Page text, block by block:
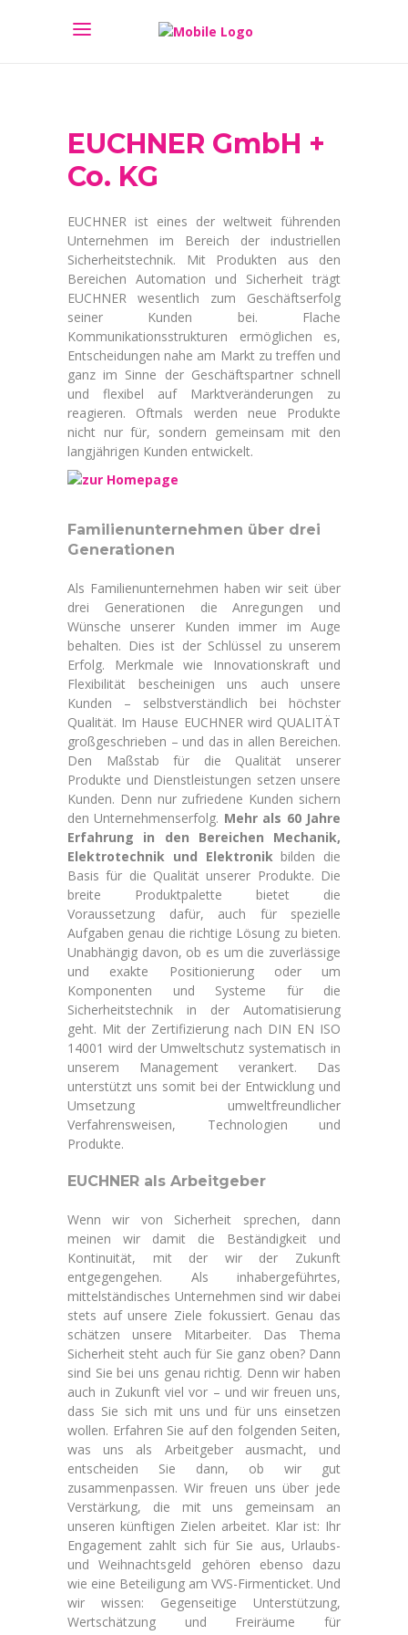
EUCHNER GmbH +
Co. KG
EUCHNER ist eines der weltweit führenden
Unternehmen im Bereich der industriellen
Sicherheitstechnik. Mit Produkten aus den
Bereichen Automation und Sicherheit trägt
EUCHNER wesentlich zum Geschäftserfolg
seiner Kunden bei. Flache
Kommunikationsstrukturen ermöglichen es,
Entscheidungen nahe am Markt zu treffen und
ganz im Sinne der Geschäftspartner schnell
und flexibel auf Marktveränderungen zu
reagieren. Oftmals werden neue Produkte
nicht nur für, sondern gemeinsam mit den
langjährigen Kunden entwickelt.
Familienunternehmen über drei
Generationen
Als Familienunternehmen haben wir seit über
drei Generationen die Anregungen und
Wünsche unserer Kunden immer im Auge
behalten. Dies ist der Schlüssel zu unserem
Erfolg. Merkmale wie Innovationskraft und
Flexibilität bescheinigen uns auch unsere
Kunden – selbstverständlich bei höchster
Qualität. Im Hause EUCHNER wird QUALITÄT
großgeschrieben – und das in allen Bereichen.
Den Maßstab für die Qualität unserer
Produkte und Dienstleistungen setzen unsere
Kunden. Denn nur zufriedene Kunden sichern
den Unternehmenserfolg. Mehr als 60 Jahre
Erfahrung in den Bereichen Mechanik,
Elektrotechnik und Elektronikbilden die
Basis für die Qualität unserer Produkte. Die
breite Produktpalette bietet die
Voraussetzung dafür, auch für spezielle
Aufgaben genau die richtige Lösung zu bieten.
Unabhängig davon, ob es um die zuverlässige
und exakte Positionierung oder um
Komponenten und Systeme für die
Sicherheitstechnik in der Automatisierung
geht. Mit der Zertifizierung nach DIN EN ISO
14001 wird der Umweltschutz systematisch in
unserem Management verankert. Das
unterstützt uns somit bei der Entwicklung und
Umsetzung umweltfreundlicher
Verfahrensweisen, Technologien und
Produkte.
EUCHNER als Arbeitgeber
Wenn wir von Sicherheit sprechen, dann
meinen wir damit die Beständigkeit und
Kontinuität, mit der wir der Zukunft
entgegengehen. Als inhabergeführtes,
mittelständisches Unternehmen sind wir dabei
stets auf unsere Ziele fokussiert. Genau das
schätzen unsere Mitarbeiter. Das Thema
Sicherheit steht auch für Sie ganz oben? Dann
sind Sie bei uns genau richtig. Denn wir haben
auch in Zukunft viel vor – und wir freuen uns,
dass Sie sich mit uns und für uns einsetzen
wollen. Erfahren Sie auf den folgenden Seiten,
was uns als Arbeitgeber ausmacht, und
entscheiden Sie dann, ob wir gut
zusammenpassen. Wir freuen uns über jede
Verstärkung, die mit uns gemeinsam an
unseren künftigen Zielen arbeitet. Klar ist: Ihr
Engagement zahlt sich für Sie aus, Urlaubs-
und Weihnachtsgeld gehören ebenso dazu
wie eine Beteiligung am VVS-Firmenticket. Und
wir wissen: Gegenseitige Unterstützung,
Wertschätzung und Freiräume für